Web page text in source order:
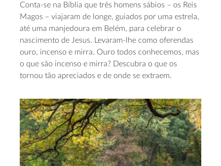
Conta-se na Bíblia que três homens sábios – os Reis
Magos – viajaram de longe, guiados por uma estrela,
até uma manjedoura em Belém, para celebrar o
nascimento de Jesus. Levaram-lhe como oferendas
ouro, incenso e mirra. Ouro todos conhecemos, mas
o que são incenso e mirra? Descubra o que os
tornou tão apreciados e de onde se extraem.